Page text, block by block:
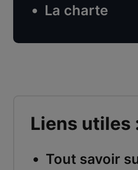
La charte
Liens utiles
Tout savoir